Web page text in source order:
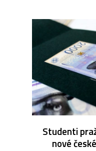
Studenti
nové